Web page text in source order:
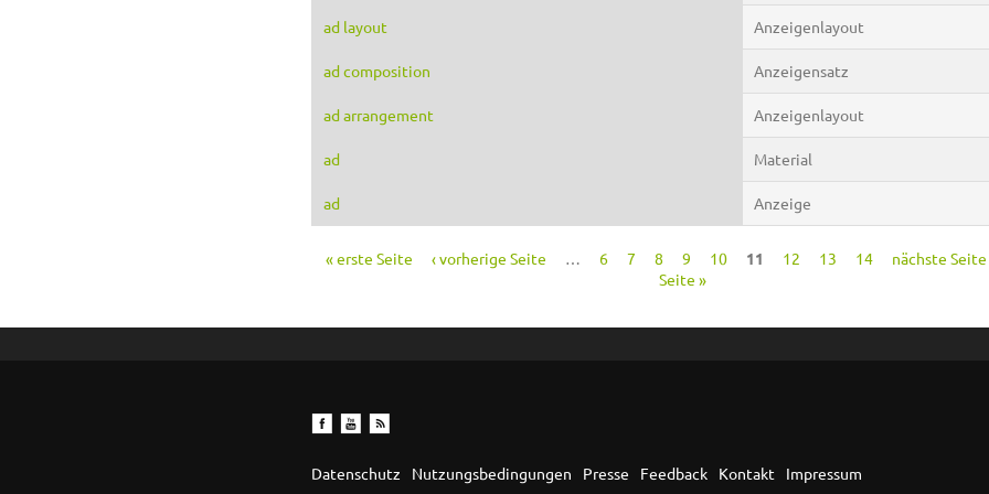
ad layout Anzeigenlayout
ad composition Anzeigensatz
ad arrangement Anzeigenlayout
ad Material
ad Anzeige
« erste Seite ‹ vorherige Seite 6 7 8 9 10 11 12 13 14 nächste Seite
Seite »
Datenschutz Nutzungsbedingungen Presse Feedback Kontakt Impressum